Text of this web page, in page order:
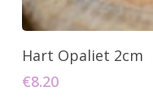
Toevoegen
Hart Opaliet 2cm
€8.20